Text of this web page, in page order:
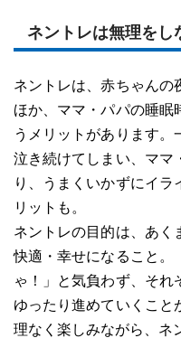
ネントレは無理をし
ネントレは、赤ちゃんの
ほか、ママ・パパの睡眠
うメリットがあります
泣き続けてしまい、ママ
り、うまくいかずにイラ
リットも。
ネントレの目的は、あく
快適・幸せになること。
ゃ！」と気負わず、それ
ゆったり進めていくこと
理なく楽しみながら、ネ